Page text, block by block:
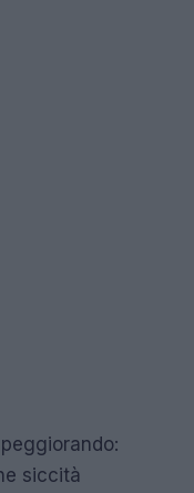
siccità